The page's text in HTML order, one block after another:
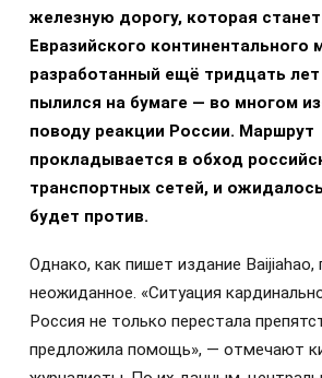
железную дорогу, которая
Евразийского континентального
разработанный ещё тридцать
пылился на бумаге — во многом
поводу реакции России. Маршрут
прокладывается в обход
транспортных сетей, и
будет против.
Однако, как пишет издание Baijiahao,
неожиданное. «Ситуация
Россия не только перестала
предложила помощь», — отмечают